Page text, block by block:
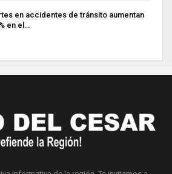
en accidentes de tránsito aumentan
en el…